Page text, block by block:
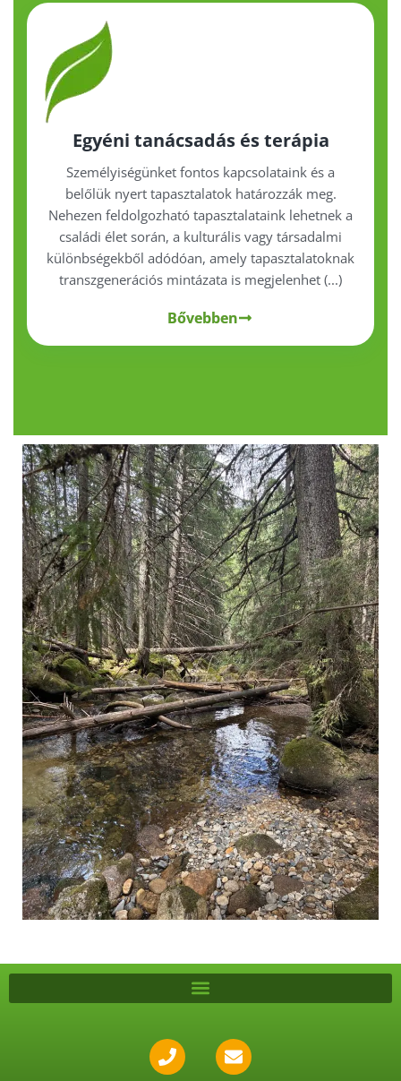
Egyéni tanácsadás és terápia
Személyiségünket fontos kapcsolataink és a
belőlük nyert tapasztalatok határozzák meg.
Nehezen feldolgozható tapasztalataink lehetnek a
családi élet során, a kulturális vagy társadalmi
különbségekből adódóan, amely tapasztalatoknak
transzgenerációs mintázata is megjelenhet (...)
Bővebben